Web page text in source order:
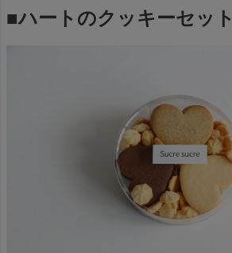
■ハートのクッキーセット